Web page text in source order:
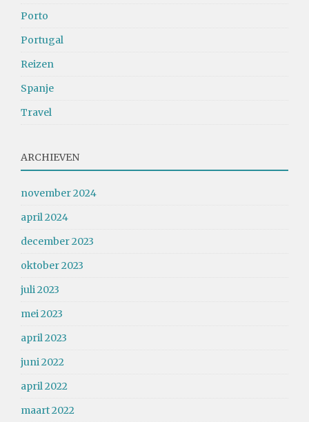
Porto
Portugal
Reizen
Spanje
Travel
ARCHIEVEN
november 2024
april 2024
december 2023
oktober 2023
juli 2023
mei 2023
april 2023
juni 2022
april 2022
maart 2022